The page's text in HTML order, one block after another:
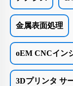
金属表面処理
oEM CNCイン
3Dプリンタ サ